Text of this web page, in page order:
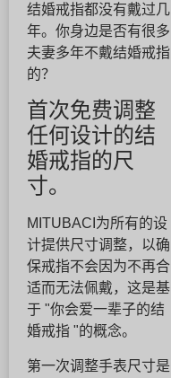
结婚戒指都没有戴过几
年。你身边是否有很多
夫妻多年不戴结婚戒指
的？
首次免费调整
任何设计的结
婚戒指的尺
寸。
MITUBACI为所有的设
计提供尺寸调整，以确
保戒指不会因为不再合
适而无法佩戴，这是基
于 "你会爱一辈子的结
婚戒指 "的概念。
第一次调整手表尺寸是